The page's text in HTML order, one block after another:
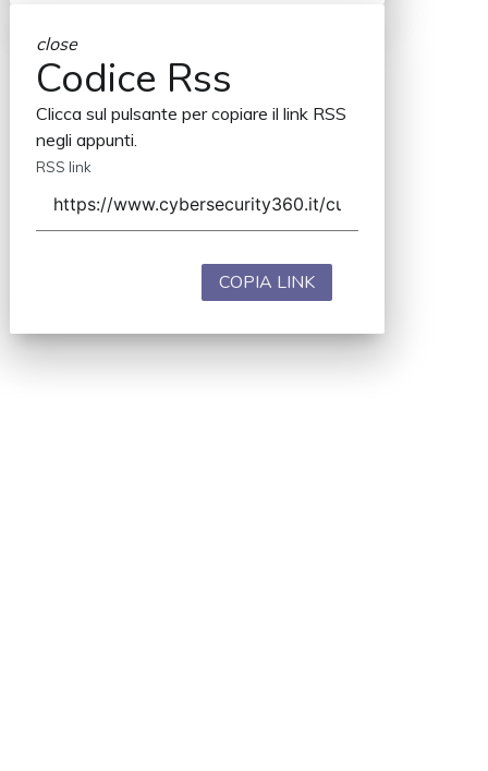
close
Codice Rss
Clicca sul pulsante per copiare il link RSS
negli appunti.
RSS link
COPIA LINK